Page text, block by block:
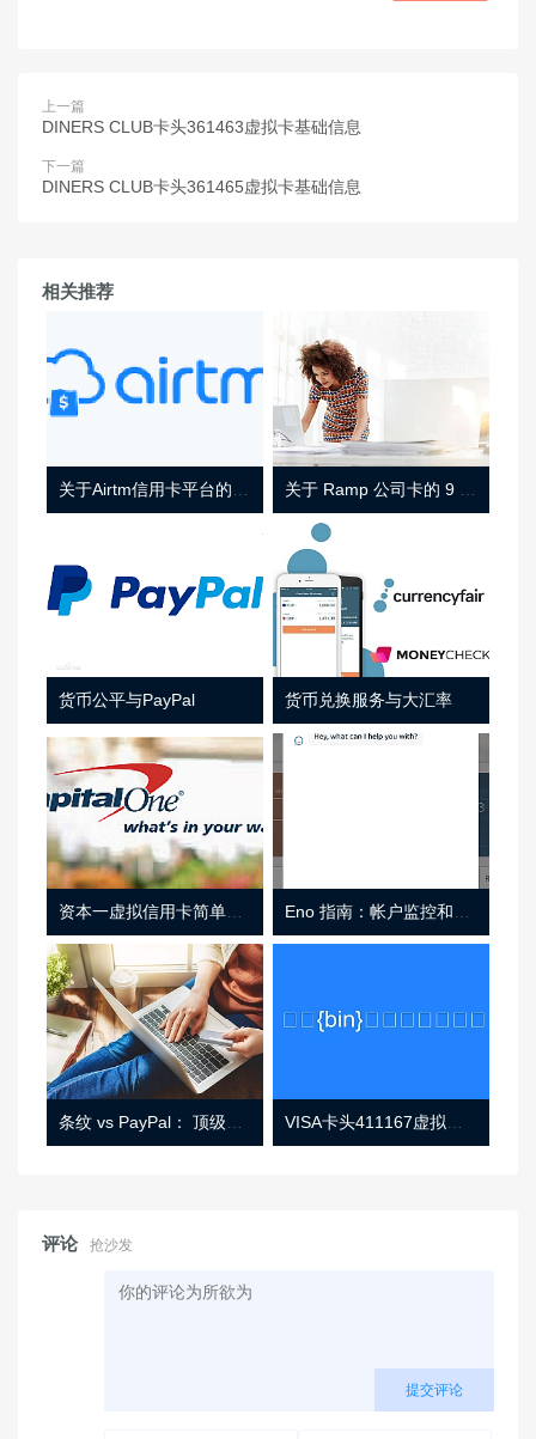
上一篇
DINERS CLUB卡头361463虚拟卡基础信息
下一篇
DINERS CLUB卡头361465虚拟卡基础信息
相关推荐
货币公平与PayPal 货币兑换服务与大汇率
资本一虚拟信用卡简单介绍
条纹 vs PayPal： 顶级功能， 定价 （和更多！ VISA卡头411167虚拟卡基础信息
评论 抢沙发
提交评论